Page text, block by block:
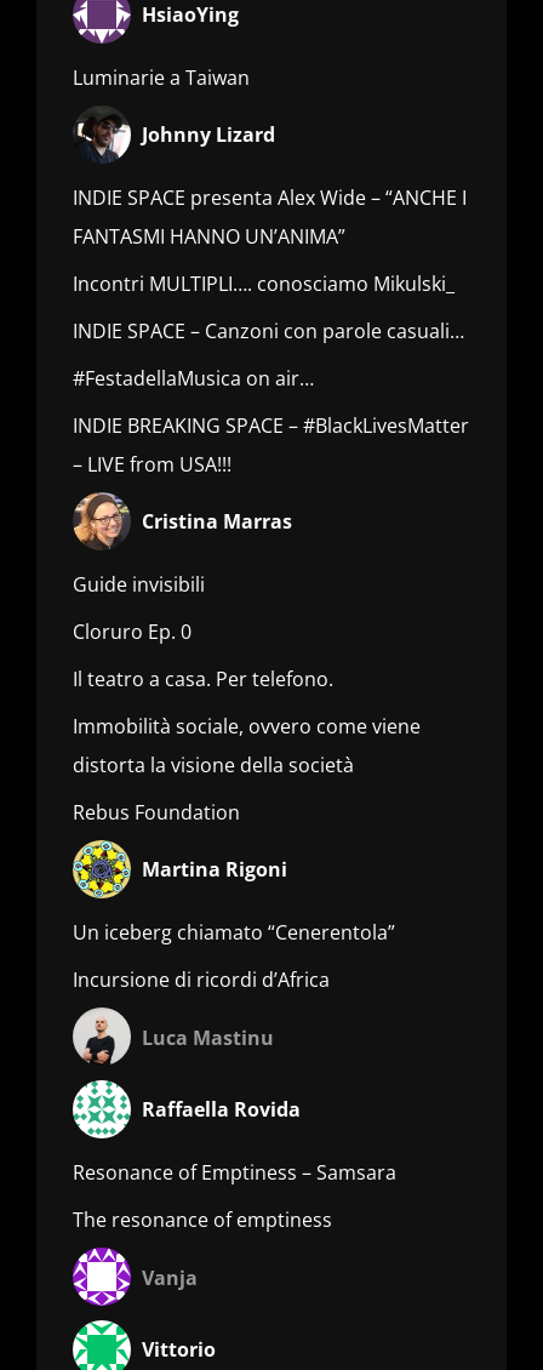
HsiaoYing
Luminarie a Taiwan
Johnny Lizard
INDIE SPACE presenta Alex Wide – “ANCHE I
FANTASMI HANNO UN’ANIMA”
Incontri MULTIPLI…. conosciamo Mikulski_
INDIE SPACE – Canzoni con parole casuali…
#FestadellaMusica on air…
INDIE BREAKING SPACE – #BlackLivesMatter
– LIVE from USA!!!
Cristina Marras
Guide invisibili
Cloruro Ep. 0
Il teatro a casa. Per telefono.
Immobilità sociale, ovvero come viene
distorta la visione della società
Rebus Foundation
Martina Rigoni
Un iceberg chiamato “Cenerentola”
Incursione di ricordi d’Africa
Luca Mastinu
Raffaella Rovida
Resonance of Emptiness – Samsara
The resonance of emptiness
Vanja
Vittorio